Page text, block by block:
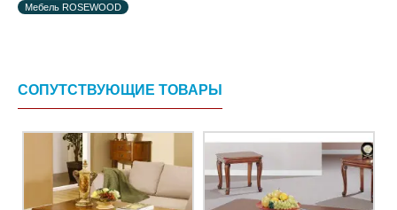
Мебель ROSEWOOD
СОПУТСТВУЮЩИЕ ТОВАРЫ